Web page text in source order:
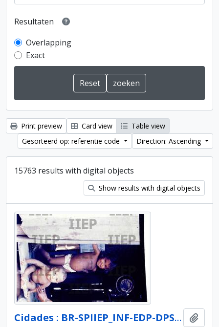
Resultaten
Overlapping
Exact
Print preview Card view
Table view
Gesorteerd op: referentie code
Direction: Ascending
15763 results with digital objects
Show results with digital objects
Cidades : BR-SPIIEP_INF-EDP-DPS_CID-001-04 [diapositivo]